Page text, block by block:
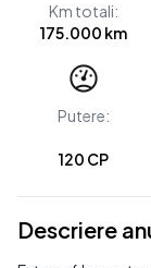
Km totali:
175.000 km
Putere:
120 CP
Descriere